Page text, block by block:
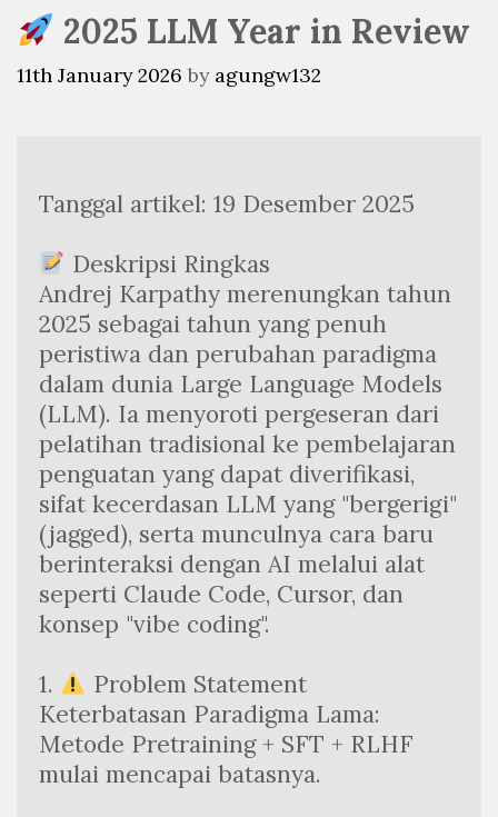
2025 LLM Year in Review
11th January 2026 by agungw132
Tanggal artikel: 19 Desember 2025
Deskripsi Ringkas
Andrej Karpathy merenungkan tahun
2025 sebagai tahun yang penuh
peristiwa dan perubahan paradigma
dalam dunia Large Language Models
(LLM). Ia menyoroti pergeseran dari
pelatihan tradisional ke pembelajaran
penguatan yang dapat diverifikasi,
sifat kecerdasan LLM yang "bergerigi"
(jagged), serta munculnya cara baru
berinteraksi dengan AI melalui alat
seperti Claude Code, Cursor, dan
konsep "vibe coding".
1.
Problem Statement
Keterbatasan Paradigma Lama:
Metode Pretraining + SFT + RLHF
mulai mencapai batasnya.